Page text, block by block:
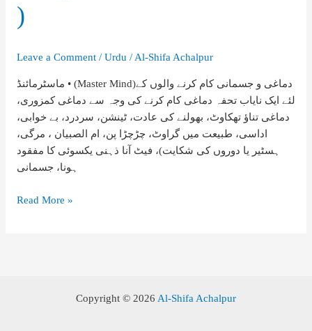
)
Leave a Comment / Urdu / Al-Shifa Achalpur
ماسٹرمائنڈ • (Master Mind)دماغی و جسمانی کام کرنے والوں کے
لئے ایک نایاب تحفہ دماغی کام کرنے کی وجہ سے دماغی کمزوری،
دماغی تناؤ تھکاوٹ، بھولنے کی عادت، ٹینشن، سردرد، بے خوابی،
اداسی، طبیعت میں گراوٹ، چڑچڑا پن، ام الصبیان ، مرگی،
ہسٹیر یا دوروں کی شکایت)، فیٹ آنا ذہنی یکسوئی کا مفقود
ہونا، جسمانی
ماسٹرمائنڈ
Read More »
Copyright © 2026 Al-Shifa Achalpur